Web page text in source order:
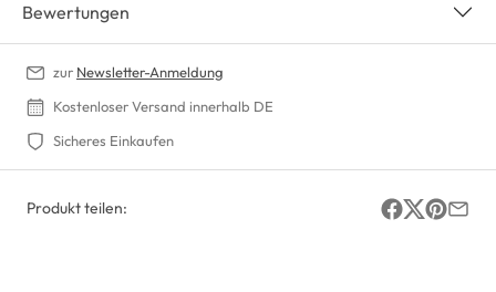
Bewertungen
zur Newsletter-Anmeldung
Kostenloser Versand innerhalb DE
Sicheres Einkaufen
Produkt teilen: